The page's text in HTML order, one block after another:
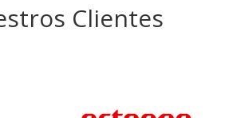
Clientes